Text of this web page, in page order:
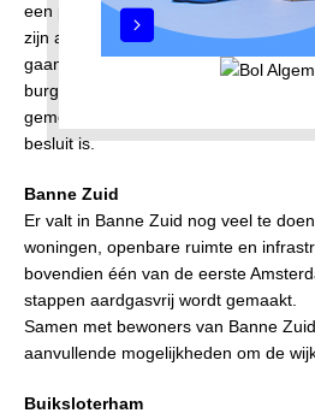
een projectnota. Na een
zijn alle reacties in een Nota van
gaan naar de stadsdeelcommissie,
burgemeester en wethouders (B&W)
gemeenteraad. Verwachting is dat er
besluit is.
Banne Zuid
Er valt in Banne Zuid nog veel te
woningen, openbare ruimte en
bovendien één van de eerste
stappen aardgasvrij wordt gemaakt.
Samen met bewoners van Banne
aanvullende mogelijkheden om de
Buiksloterham